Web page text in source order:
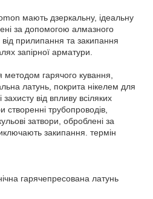
мають дзеркальну, ідеальну
за допомогою алмазного
прилипання та закипання
запірної арматури.
методом гарячого кування,
латунь, покрита нікелем для
захисту від впливу всіляких
створенні трубопроводів,
затвори, оброблені за
закипання. термін
гарячепресована латунь